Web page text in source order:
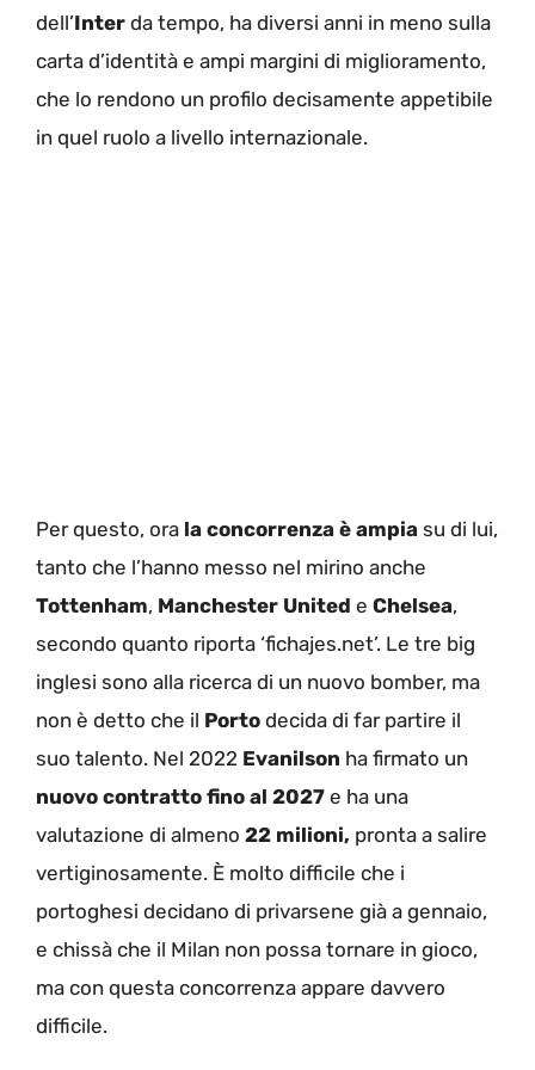
dell’Inter da tempo, ha diversi anni in meno sulla
carta d’identità e ampi margini di miglioramento,
che lo rendono un profilo decisamente appetibile
in quel ruolo a livello internazionale.
Per questo, ora la concorrenza è ampia su di lui,
tanto che l’hanno messo nel mirino anche
Tottenham, Manchester United e Chelsea,
secondo quanto riporta ‘fichajes.net’. Le tre big
inglesi sono alla ricerca di un nuovo bomber, ma
non è detto che il Porto decida di far partire il
suo talento. Nel 2022 Evanilson ha firmato un
nuovo contratto fino al 2027 e ha una
valutazione di almeno 22 milioni, pronta a salire
vertiginosamente. È molto difficile che i
portoghesi decidano di privarsene già a gennaio,
e chissà che il Milan non possa tornare in gioco,
ma con questa concorrenza appare davvero
difficile.